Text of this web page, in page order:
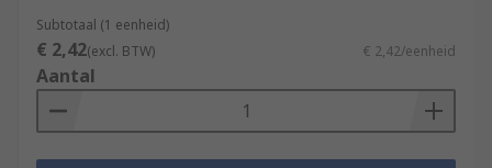
Subtotaal (1 eenheid)
€ 2,42(excl. BTW) € 2,42/eenheid
Aantal